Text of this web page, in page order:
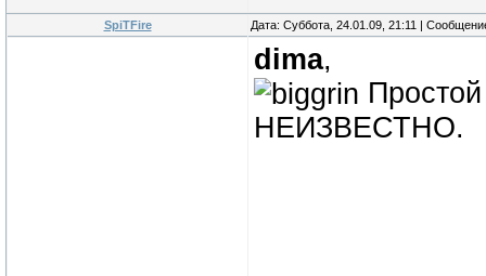
SpiTFire Дата: Суббота, 24.01.09, 21:11 |
dima,
НЕИЗВЕСТНО.